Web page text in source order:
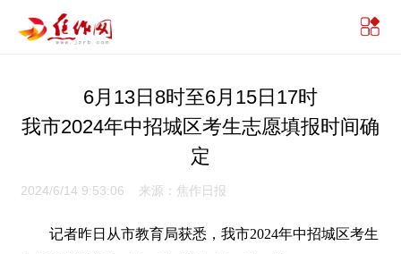
6月13日8时至6月15日17时
我市2024年中招城区考生志愿填报时间确
定
2024/6/14 9:53:06 来源：焦作日报
记者昨日从市教育局获悉，我市2024年中招城区考生